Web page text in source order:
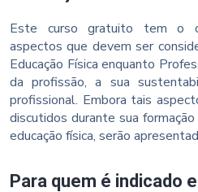
Este curso gratuito tem o
aspectos que devem ser
Educação Física enquanto
da profissão, a sua
profissional. Embora tais
discutidos durante sua
educação física, serão
Para quem é indicado